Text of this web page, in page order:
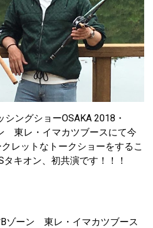
ングショーOSAKA 2018・
東レ・イマカツブースにて今
レットなトークショーをするこ
キオン、初共演です！！！
ゾーン 東レ・イマカツブース